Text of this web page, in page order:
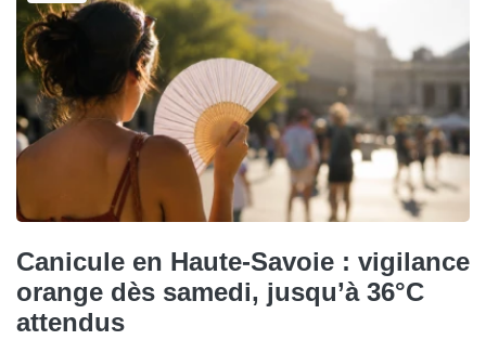
Canicule en Haute-Savoie : vigilance
orange dès samedi, jusqu’à 36°C
attendus